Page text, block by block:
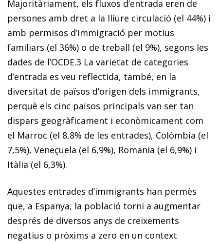
Majoritàriament, els fluxos d’entrada eren de
persones amb dret a la lliure circulació (el 44%) i
amb permisos d’immigració per motius
familiars (el 36%) o de treball (el 9%), segons les
dades de l’OCDE.3 La varietat de categories
d’entrada es veu reflectida, també, en la
diversitat de països d’origen dels immigrants,
perquè els cinc països principals van ser tan
dispars geogràficament i econòmicament com
el Marroc (el 8,8% de les entrades), Colòmbia (el
7,5%), Veneçuela (el 6,9%), Ro­­mania (el 6,9%) i
Itàlia (el 6,3%).
Aquestes entrades d’immigrants han permès
que, a Es­­pa­­nya, la població torni a augmentar
després de diversos anys de creixements
negatius o pròxims a zero en un context